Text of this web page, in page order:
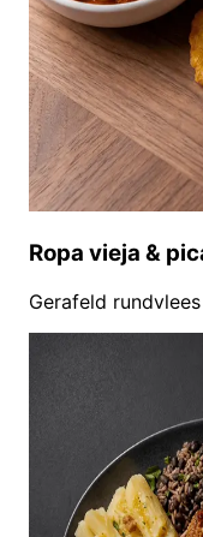
Ropa vieja &
Gerafeld